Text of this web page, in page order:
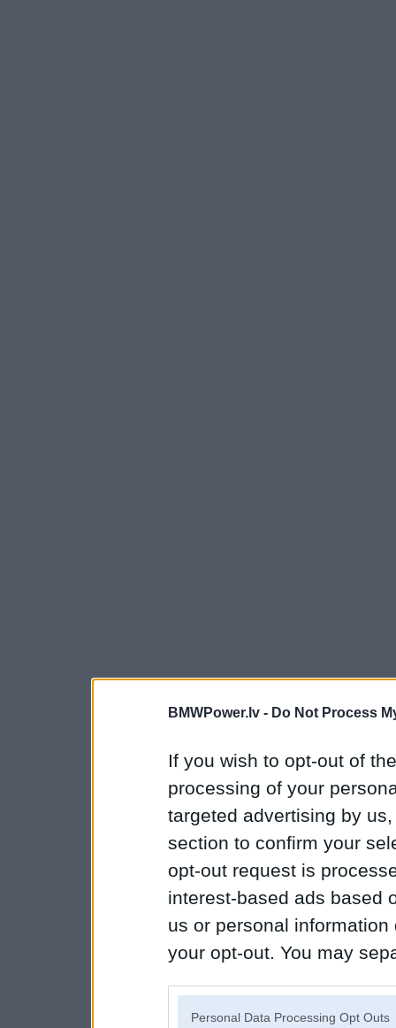
BMWPower.lv - Do Not Process
If you wish to opt-out of
processing of your
targeted advertising by
section to confirm your
opt-out request is
interest-based ads based
us or personal
your opt-out. You may
Personal Data Processing Opt Outs